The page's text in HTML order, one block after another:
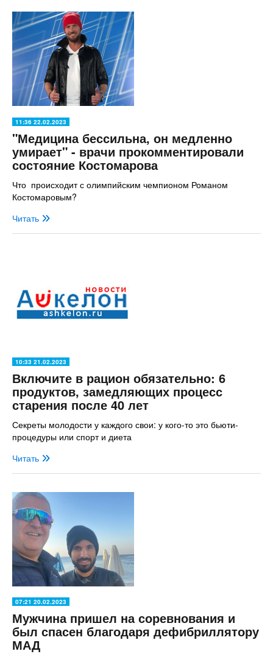
11:36 22.02.2023
"Медицина бессильна, он медленно
умирает" - врачи прокомментировали
состояние Костомарова
Что происходит с олимпийским чемпионом Романом
Костомаровым?
Читать
10:33 21.02.2023
Включите в рацион обязательно: 6
продуктов, замедляющих процесс
старения после 40 лет
Секреты молодости у каждого свои: у кого-то это бьюти-
процедуры или спорт и диета
Читать
07:21 20.02.2023
Мужчина пришел на соревнования и
был спасен благодаря дефибриллятору
МАД